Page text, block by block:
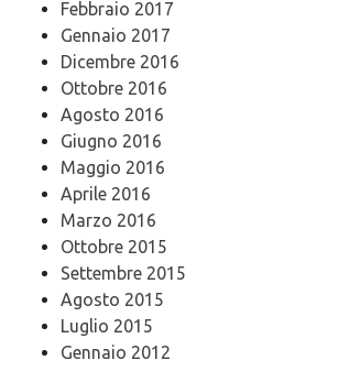
Febbraio 2017
Gennaio 2017
Dicembre 2016
Ottobre 2016
Agosto 2016
Giugno 2016
Maggio 2016
Aprile 2016
Marzo 2016
Ottobre 2015
Settembre 2015
Agosto 2015
Luglio 2015
Gennaio 2012